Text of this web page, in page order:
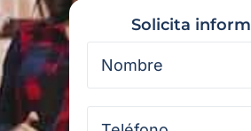
Solicita